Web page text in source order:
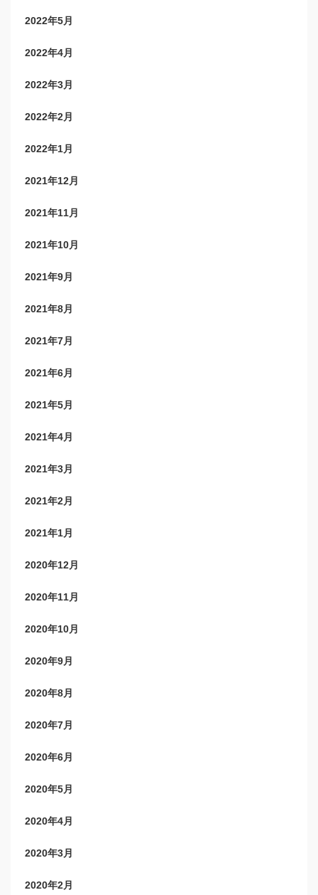
2022年5月
2022年4月
2022年3月
2022年2月
2022年1月
2021年12月
2021年11月
2021年10月
2021年9月
2021年8月
2021年7月
2021年6月
2021年5月
2021年4月
2021年3月
2021年2月
2021年1月
2020年12月
2020年11月
2020年10月
2020年9月
2020年8月
2020年7月
2020年6月
2020年5月
2020年4月
2020年3月
2020年2月